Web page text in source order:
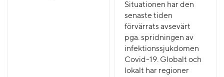
Situationen har den
senaste tiden
förvärrats avsevärt
pga. spridningen av
infektionssjukdomen
Covid-19. Globalt och
lokalt har regioner